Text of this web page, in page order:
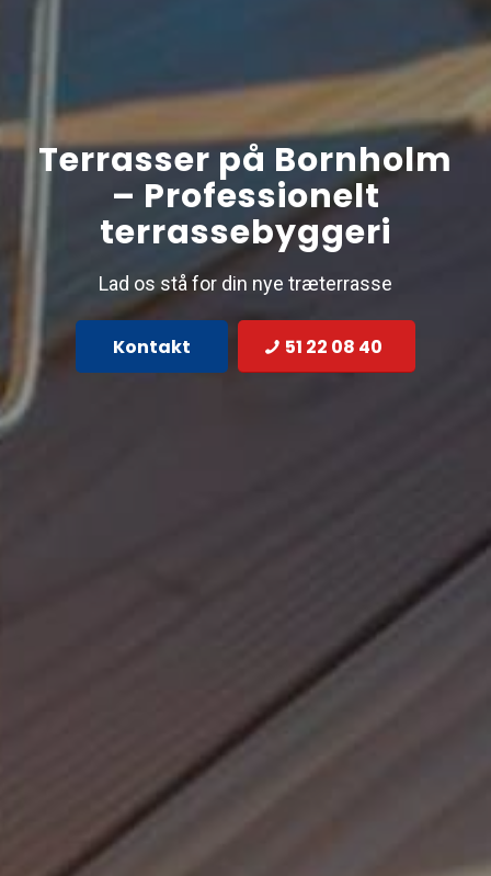
Terrasser på Bornholm
– Professionelt
terrassebyggeri
Lad os stå for din nye træterrasse
Kontakt 51 22 08 40